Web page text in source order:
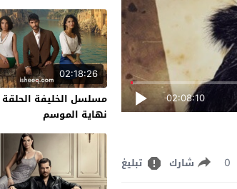
02:08:10
0 شارك تبليغ
02:18:26
نهاية الموسم